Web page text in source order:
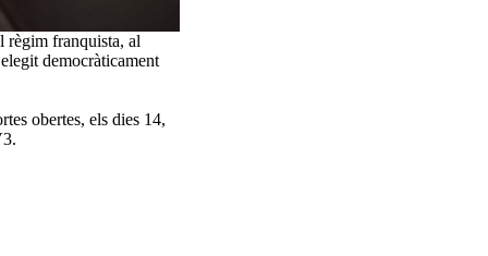
règim franquista, al
democràticament
obertes, els dies 14,